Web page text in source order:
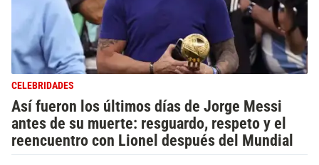
CELEBRIDADES
Así fueron los últimos días de Jorge Messi
antes de su muerte: resguardo, respeto y el
reencuentro con Lionel después del Mundial